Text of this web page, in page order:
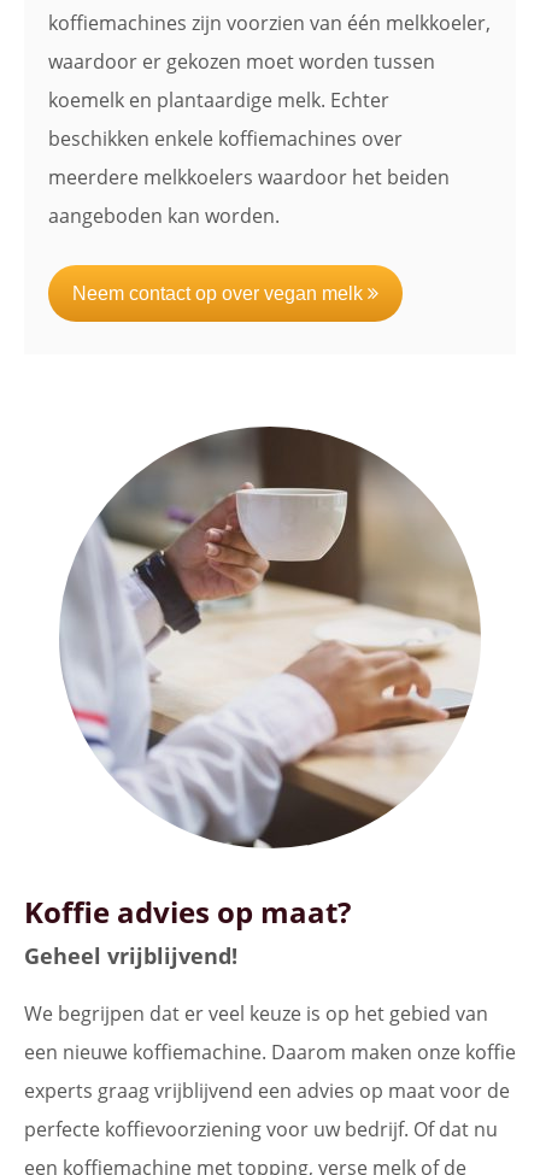
koffiemachines zijn voorzien van één melkkoeler,
waardoor er gekozen moet worden tussen
koemelk en plantaardige melk. Echter
beschikken enkele koffiemachines over
meerdere melkkoelers waardoor het beiden
aangeboden kan worden.
Neem contact op over vegan melk
Koffie advies op maat?
Geheel vrijblijvend!
We begrijpen dat er veel keuze is op het gebied van
een nieuwe koffiemachine. Daarom maken onze koffie
experts graag vrijblijvend een advies op maat voor de
perfecte koffievoorziening voor uw bedrijf. Of dat nu
een koffiemachine met topping, verse melk of de